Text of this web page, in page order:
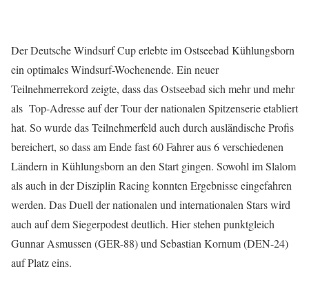
Der Deutsche Windsurf Cup erlebte im Ostseebad Kühlungsborn
ein optimales Windsurf-Wochenende. Ein neuer
Teilnehmerrekord zeigte, dass das Ostseebad sich mehr und mehr
als Top-Adresse auf der Tour der nationalen Spitzenserie etabliert
hat. So wurde das Teilnehmerfeld auch durch ausländische Profis
bereichert, so dass am Ende fast 60 Fahrer aus 6 verschiedenen
Ländern in Kühlungsborn an den Start gingen. Sowohl im Slalom
als auch in der Disziplin Racing konnten Ergebnisse eingefahren
werden. Das Duell der nationalen und internationalen Stars wird
auch auf dem Siegerpodest deutlich. Hier stehen punktgleich
Gunnar Asmussen (GER-88) und Sebastian Kornum (DEN-24)
auf Platz eins.